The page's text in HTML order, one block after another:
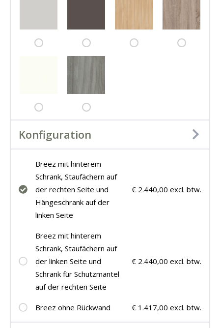
Konfiguration
Breez mit hinterem
Schrank, Staufächern auf
der rechten Seite und
Hängeschrank auf der
linken Seite
€ 2.440,00 excl. btw.
Breez mit hinterem
Schrank, Staufächern auf
der linken Seite und
Schrank für Schutzmantel
auf der rechten Seite
€ 2.440,00 excl. btw.
Breez ohne Rückwand € 1.417,00 excl. btw.